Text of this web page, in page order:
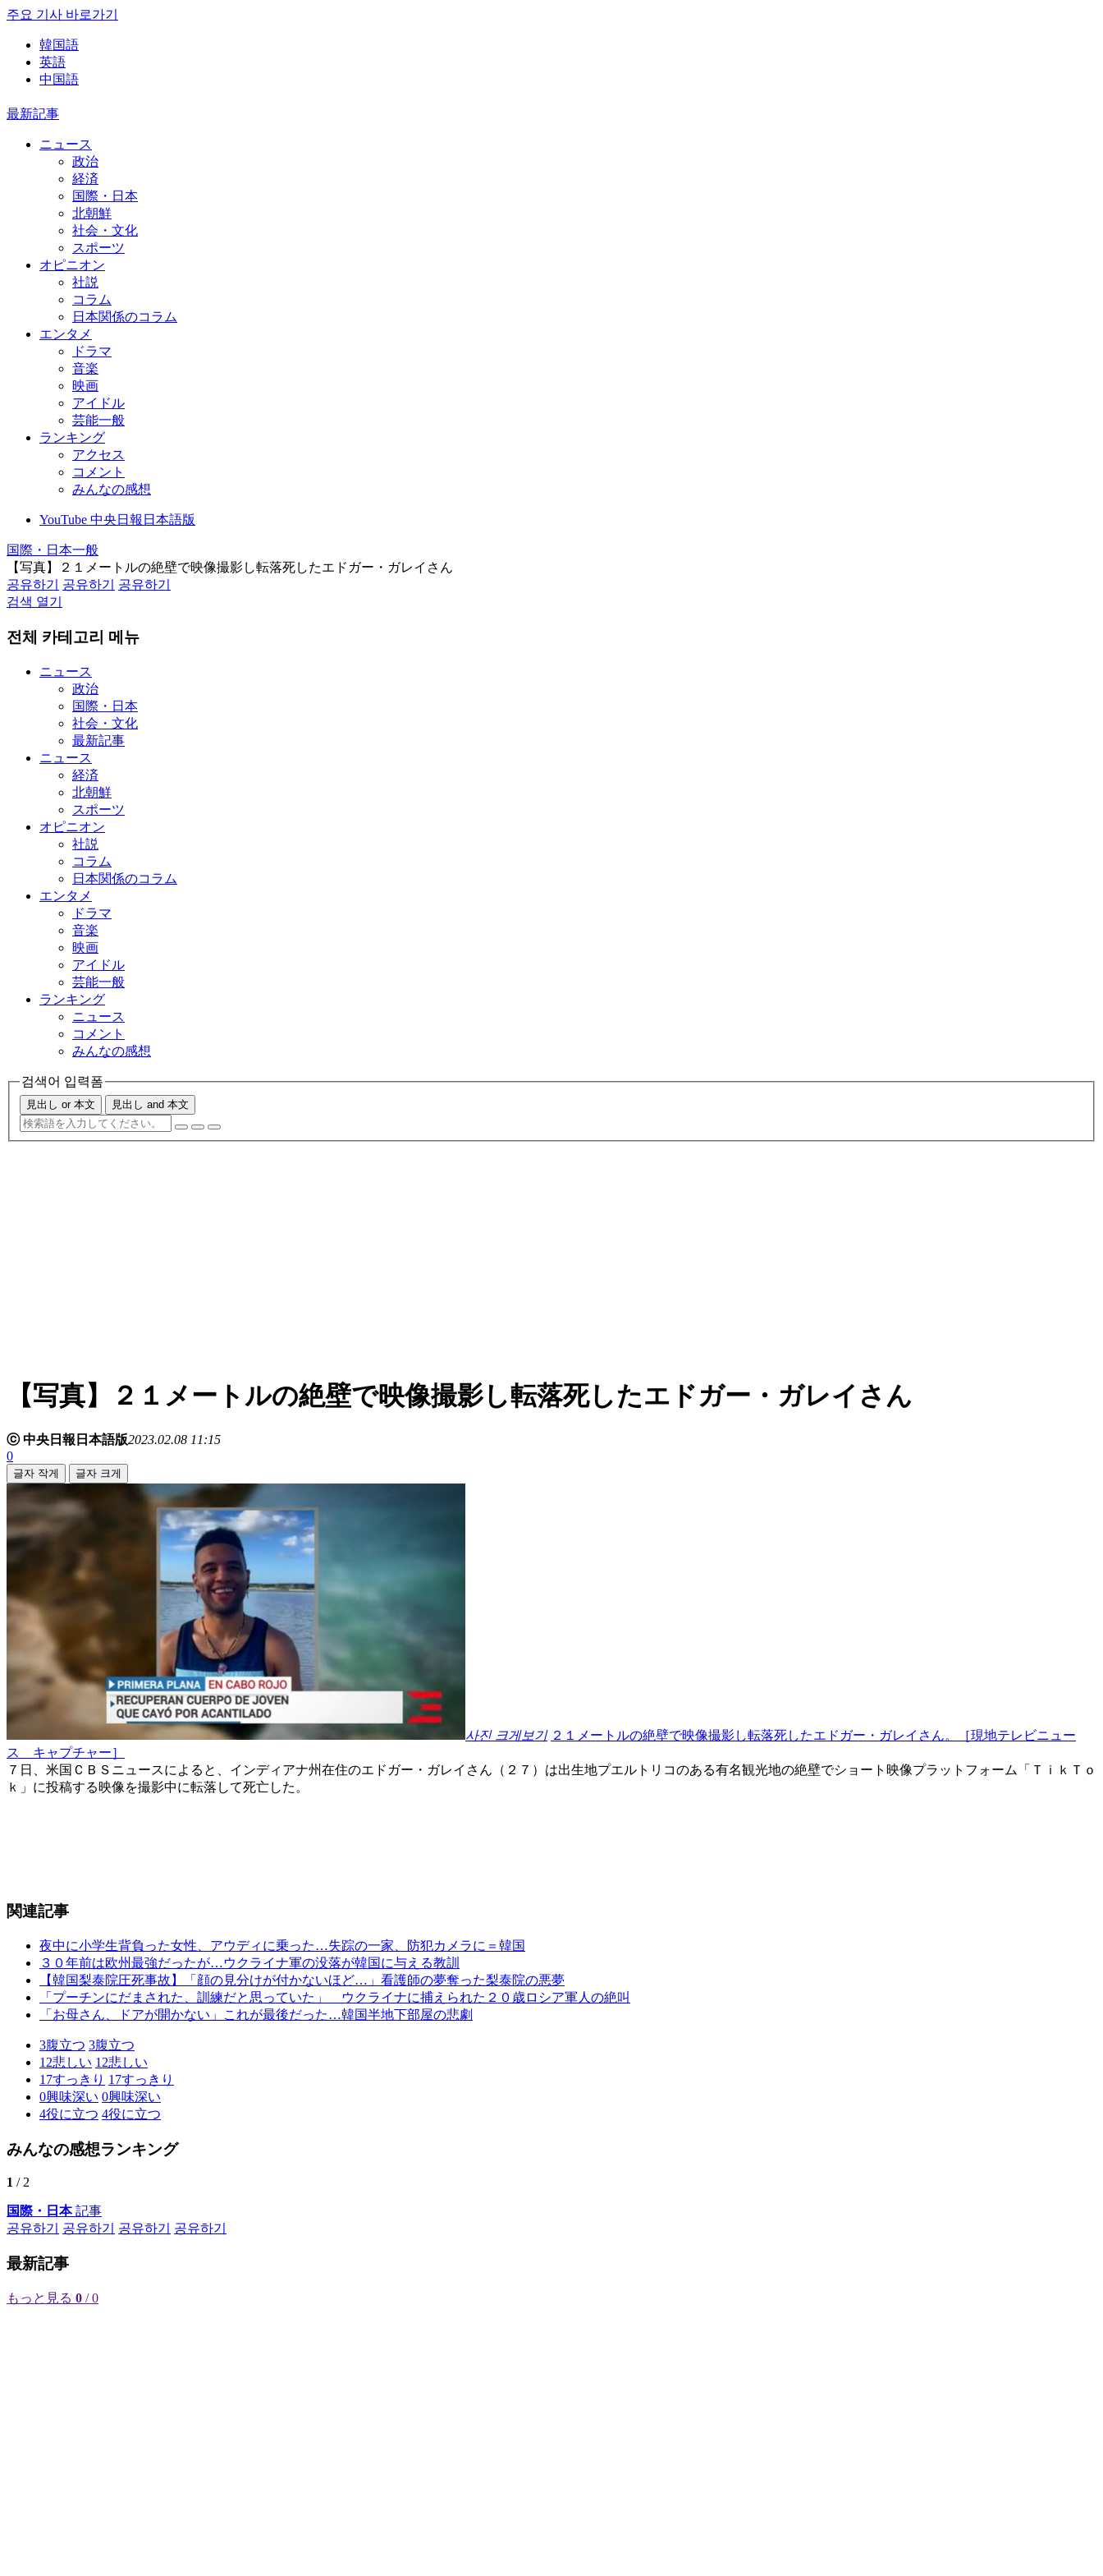
주요 기사 바로가기
韓国語
英語
中国語
最新記事
ニュース
政治
経済
国際・日本
北朝鮮
社会・文化
スポーツ
オピニオン
社説
コラム
日本関係のコラム
エンタメ
ドラマ
音楽
映画
アイドル
芸能一般
ランキング
アクセス
コメント
みんなの感想
YouTube 中央日報日本語版
国際・日本一般
【写真】２１メートルの絶壁で映像撮影し転落死したエドガー・ガレイさん
공유하기
공유하기
공유하기
검색 열기
전체 카테고리 메뉴
ニュース
政治
国際・日本
社会・文化
最新記事
ニュース
経済
北朝鮮
スポーツ
オピニオン
社説
コラム
日本関係のコラム
エンタメ
ドラマ
音楽
映画
アイドル
芸能一般
ランキング
ニュース
コメント
みんなの感想
검색어 입력폼
見出し or 本文 見出し and 本文
【写真】２１メートルの絶壁で映像撮影し転落死したエドガー・ガレイさん
ⓒ 中央日報日本語版2023.02.08 11:15
0
글자 작게 글자 크게
사진 크게보기 ２１メートルの絶壁で映像撮影し転落死したエドガー・ガレイさん。［現地テレビニュー
ス キャプチャー］
７日、米国ＣＢＳニュースによると、インディアナ州在住のエドガー・ガレイさん（２７）は出生地プエルトリコのある有名観光地の絶壁でショート映像プラットフォーム「ＴｉｋＴｏ
ｋ」に投稿する映像を撮影中に転落して死亡した。
関連記事
夜中に小学生背負った女性、アウディに乗った…失踪の一家、防犯カメラに＝韓国
３０年前は欧州最強だったが…ウクライナ軍の没落が韓国に与える教訓
【韓国梨泰院圧死事故】「顔の見分けが付かないほど…」看護師の夢奪った梨泰院の悪夢
「プーチンにだまされた、訓練だと思っていた」 ウクライナに捕えられた２０歳ロシア軍人の絶叫
「お母さん、ドアが開かない」これが最後だった…韓国半地下部屋の悲劇
3腹立つ 3腹立つ
12悲しい 12悲しい
17すっきり 17すっきり
0興味深い 0興味深い
4役に立つ 4役に立つ
みんなの感想ランキング
1 / 2
国際・日本記事
공유하기
공유하기 공유하기 공유하기
最新記事
もっと見る 0 / 0